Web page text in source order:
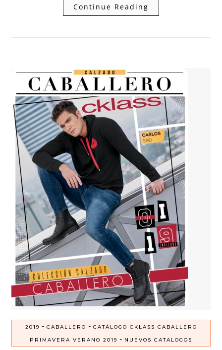
Continue Reading
2019 - CABALLERO - CATÁLOGO CKLASS CABALLERO
PRIMAVERA VERANO 2019 - NUEVOS CATALOGOS